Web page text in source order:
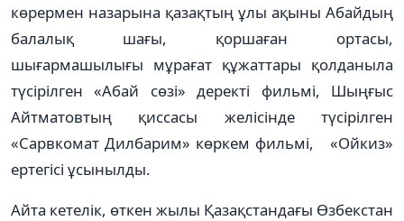
көрермен назарына қазақтың ұлы ақыны Абайдың
балалық шағы, қоршаған ортасы,
шығармашылығы мұрағат құжаттары қолданыла
түсірілген «Абай сөзі» деректі фильмі, Шың­ғыс
Айтматовтың қиссасы желі­­сінде түсірілген
«Сарвкомат Дил­­барим» көркем фильмі, «Ой­киз»
ертегісі ұсынылды.
Айта кетелік, өткен жылы Қаз­ақ­стандағы Өзбекстан